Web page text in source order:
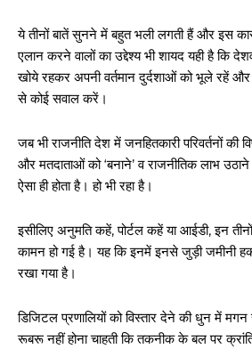
ये तीनों बातें सुनने में बहुत भली लगती हैं और इस
एलान करने वालों का उद्देश्य भी शायद यही है कि
खोये रहकर अपनी वर्तमान दुर्दशाओं को भूले रहें और
से कोई सवाल करें।
जब भी राजनीति देश में जनहितकारी परिवर्तनों की
और मतदाताओं को ‘बनाने’ व राजनीतिक लाभ
ऐसा ही होता है। हो भी रहा है।
इसीलिए अनुमति कहें, पोर्टल कहें या आईडी, इन
कामन हो गई है। यह कि इनमें इनसे जुड़ी जमीनी
रखा गया है।
डिजिटल प्रणालियों को विस्तार देने की धुन में
रूबरू नहीं होना चाहती कि तकनीक के बल पर